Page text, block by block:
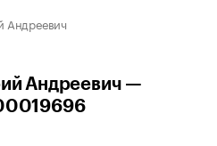
Андреевич
Андреевич —